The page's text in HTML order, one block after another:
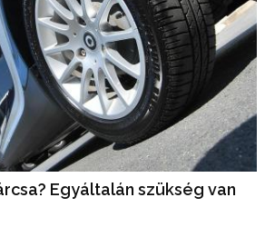
Egyáltalán szükség van